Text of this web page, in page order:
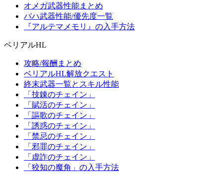
オメガ武器性能まとめ
バハ武器性能/優先度一覧
『アルテマメモリ』の入手方法
ベリアルHL
攻略/報酬まとめ
ベリアルHL解放クエスト
終末武器一覧とスキル性能
「技錬のチェイン」
「賦活のチェイン」
「謳歌のチェイン」
「誘惑のチェイン」
「禁忌のチェイン」
「邪罪のチェイン」
「虚詐のチェイン」
「狡知の魔角」の入手方法